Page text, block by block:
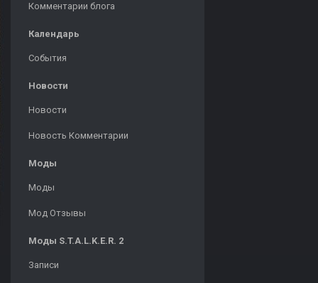
Комментарии блога
Календарь
События
Новости
Новости
Новость Комментарии
Моды
Моды
Мод Отзывы
Моды S.T.A.L.K.E.R. 2
Записи